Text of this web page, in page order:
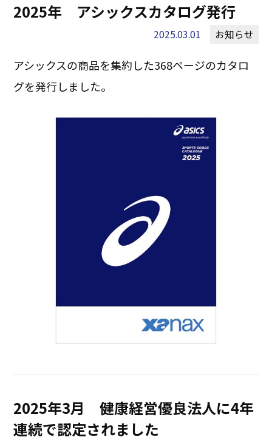
2025年 アシックスカタログ発行
2025.03.01 お知らせ
アシックスの商品を集約した368ページのカタロ
グを発行しました。
2025年3月 健康経営優良法人に4年
連続で認定されました